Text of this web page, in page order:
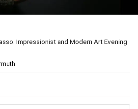
Impressionist and Modern Art Evening